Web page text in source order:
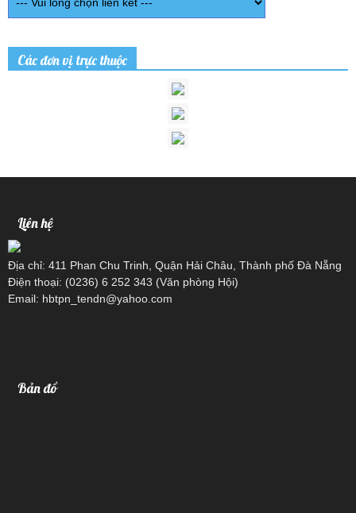
Các đơn vị trực thuộc
Liên hệ
Địa chỉ: 411 Phan Chu Trinh, Quận Hải Châu, Thành phố Đà Nẵng
Điện thoại: (0236) 6 252 343 (Văn phòng Hội)
Email: hbtpn_tendn@yahoo.com
Bản đồ